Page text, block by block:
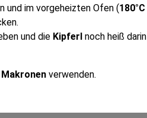
und im vorgeheizten Ofen (180°C
und die Kipferl noch heiß darin
verwenden.